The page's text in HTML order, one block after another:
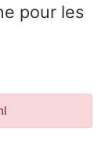
pour les